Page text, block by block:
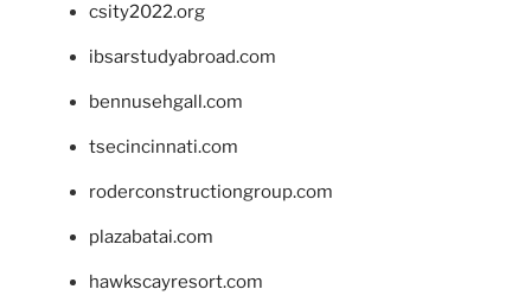
csity2022.org
ibsarstudyabroad.com
bennusehgall.com
tsecincinnati.com
roderconstructiongroup.com
plazabatai.com
hawkscayresort.com